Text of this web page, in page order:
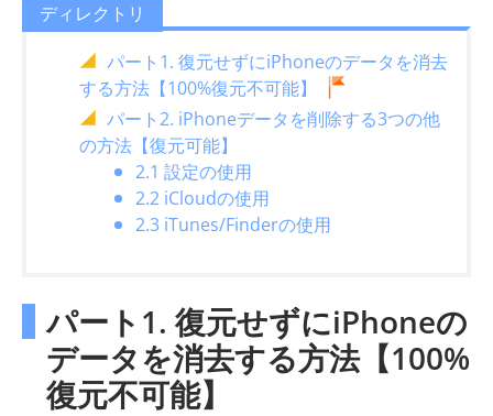
ディレクトリ
パート1. 復元せずにiPhoneのデータを消去
する方法【100%復元不可能】
パート2. iPhoneデータを削除する3つの他
の方法【復元可能】
2.1 設定の使用
2.2 iCloudの使用
2.3 iTunes/Finderの使用
パート1. 復元せずにiPhoneの
データを消去する方法【100%
復元不可能】